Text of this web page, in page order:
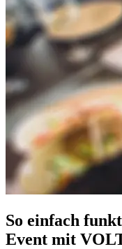
So einfach
Event mit